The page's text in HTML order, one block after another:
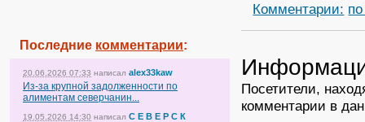
Последние комментарии:
20.06.2026 07:33 написал alex33kaw
Из-за крупной задолженности по
алиментам северчанин...
19.05.2026 14:30 написал С Е В Е Р С К
Комментарии:
Посетители,
комментарии в